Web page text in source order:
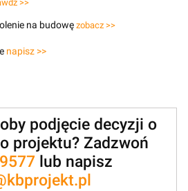
>>
na budowę zobacz >>
napisz >>
podjęcie decyzji o
projektu? Zadzwoń
lub napisz